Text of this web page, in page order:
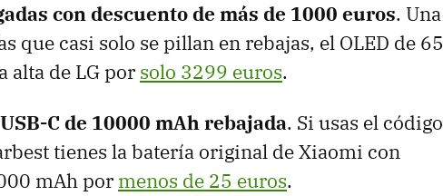
con descuento de más de 1000 euros. Una
que casi solo se pillan en rebajas, el OLED de 65
alta de LG por solo 3299 euros.
C de 10000 mAh rebajada. Si usas el código
tienes la batería original de Xiaomi con
mAh por menos de 25 euros.